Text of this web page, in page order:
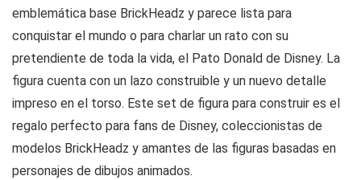
emblemática base BrickHeadz y parece lista para
conquistar el mundo o para charlar un rato con su
pretendiente de toda la vida, el Pato Donald de Disney. La
figura cuenta con un lazo construible y un nuevo detalle
impreso en el torso. Este set de figura para construir es el
regalo perfecto para fans de Disney, coleccionistas de
modelos BrickHeadz y amantes de las figuras basadas en
personajes de dibujos animados.